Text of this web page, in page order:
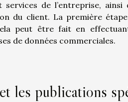
de l’entreprise,
du client. La première
peut être fait en
de données commerciales.
les publications